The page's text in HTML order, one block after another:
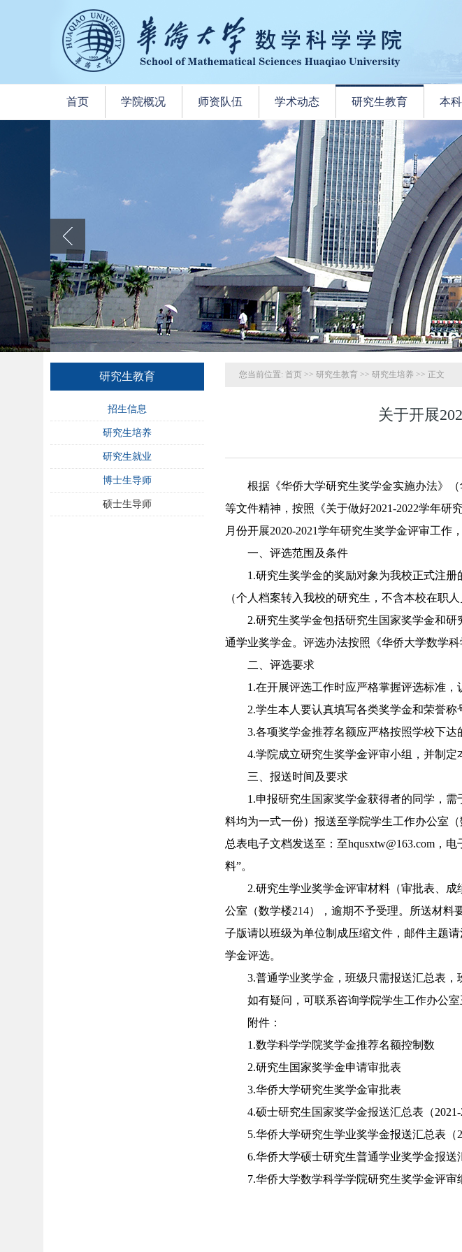
首页 学院概况 师资队伍 学术动态 研究生教育 本
研究生教育
招生信息
研究生培养
研究生就业
博士生导师
硕士生导师
您当前位置: 首页 >> 研究生教育 >> 研究生培养 >> 正文
关于开展
根据《华侨大学研究生奖学金实施办法》
等文件精神，按照《关于做好2021-2022学年研
月份开展2020-2021学年研究生奖学金评审工作
一、评选范围及条件
1.研究生奖学金的奖励对象为我校正式注
（个人档案转入我校的研究生，不含本校在职人
2.研究生奖学金包括研究生国家奖学金和
通学业奖学金。评选办法按照《华侨大学数学
二、评选要求
1.在开展评选工作时应严格掌握评选标准，
2.学生本人要认真填写各类奖学金和荣誉称
3.各项奖学金推荐名额应严格按照学校下达
4.学院成立研究生奖学金评审小组，并制
三、报送时间及要求
1.申报研究生国家奖学金获得者的同学，
料均为一式一份）报送至学院学生工作办公室
总表电子文档发送至：至hqusxtw@163.com，
料”。
2.研究生学业奖学金评审材料（审批表、
公室（数学楼214），逾期不予受理。所送材料
子版请以班级为单位制成压缩文件，邮件主题
学金评选。
3.普通学业奖学金，班级只需报送汇总表，
如有疑问，可联系咨询学院学生工作办公室
附件：
1.数学科学学院奖学金推荐名额控制数
2.研究生国家奖学金申请审批表
3.华侨大学研究生奖学金审批表
4.硕士研究生国家奖学金报送汇总表（2021-
5.华侨大学研究生学业奖学金报送汇总表（
6.华侨大学硕士研究生普通学业奖学金报送
7.华侨大学数学科学学院研究生奖学金评审